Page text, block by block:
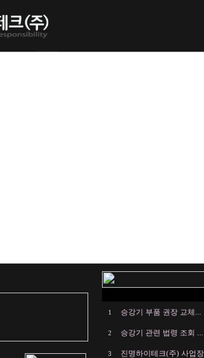
1 승강기 부품 권장 교체...
2 승강기 관련 법령 조회 ...
3 진명하이테크(주) 사업